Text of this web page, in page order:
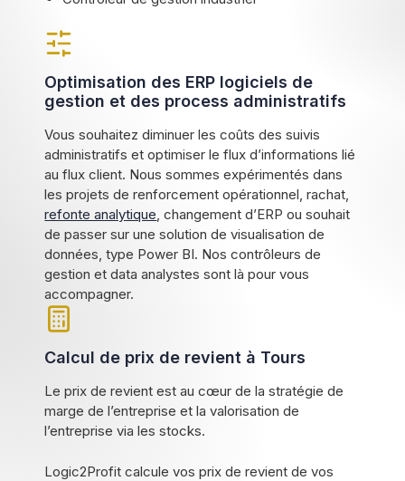
Optimisation des ERP logiciels de
gestion et des process administratifs
Vous souhaitez diminuer les coûts des suivis
administratifs et optimiser le flux d’informations lié
au flux client. Nous sommes expérimentés dans
les projets de renforcement opérationnel, rachat,
refonte analytique, changement d’ERP ou souhait
de passer sur une solution de visualisation de
données, type Power BI. Nos contrôleurs de
gestion et data analystes sont là pour vous
accompagner.
Calcul de prix de revient à Tours
Le prix de revient est au cœur de la stratégie de
marge de l’entreprise et la valorisation de
l’entreprise via les stocks.
Logic2Profit calcule vos prix de revient de vos